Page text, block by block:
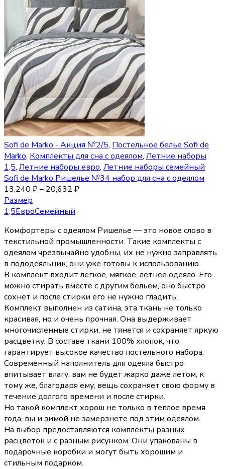
Sofi de Marko - Акция №2/5, Постельное белье Sofi de
Marko, Комплекты для сна с одеялом, Летние наборы
1,5, Летние наборы евро, Летние наборы семейный
Sofi de Marko Ришелье №34 набор для сна с одеялом
13,240 ₽– 20,632 ₽
Размер
1,5ЕвроСемейный
Комфортеры с одеялом Ришелье — это новое слово в
текстильной промышленности. Такие комплекты с
одеялом чрезвычайно удобны, их не нужно заправлять
в пододеяльник, они уже готовы к использованию.
В комплект входит легкое, мягкое, летнее одеяло. Его
можно стирать вместе с другим бельем, оно быстро
сохнет и после стирки его не нужно гладить.
Комплект выполнен из сатина, эта ткань не только
красивая, но и очень прочная. Она выдерживает
многочисленные стирки, не тянется и сохраняет яркую
расцветку. В составе ткани 100% хлопок, что
гарантирует высокое качество постельного набора.
Современный наполнитель для одеяла быстро
впитывает влагу, вам не будет жарко даже летом, к
тому же, благодаря ему, вещь сохраняет свою форму в
течение долгого времени и после стирки.
Но такой комплект хорош не только в теплое время
года, вы и зимой не замерзнете под этим одеялом.
На выбор предоставляются комплекты разных
расцветок и с разным рисунком. Они упакованы в
подарочные коробки и могут быть хорошим и
стильным подарком.